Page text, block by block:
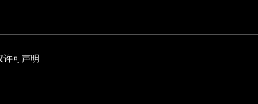
许可声明